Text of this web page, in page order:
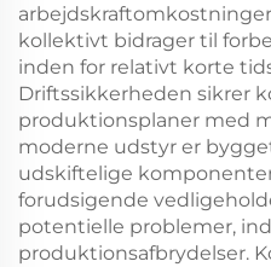
kollektivt bidrager til
inden for relativt korte
Driftssikkerheden sikrer
produktionsplaner med
moderne udstyr er
udskiftelige
forudsigende
potentielle problemer,
produktionsafbrydelser.